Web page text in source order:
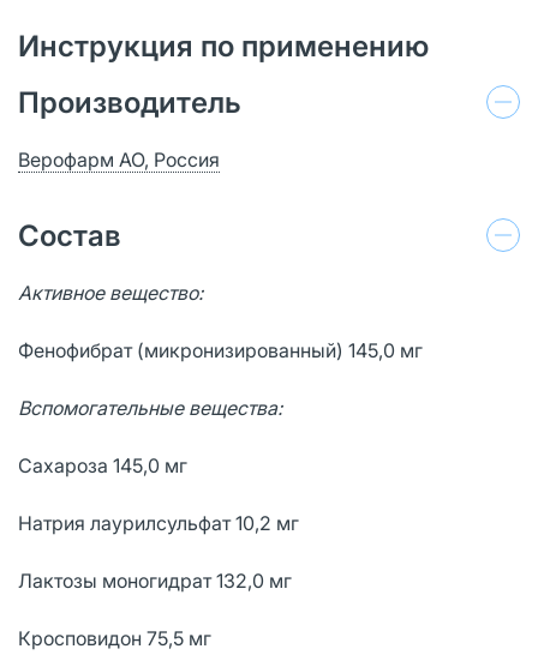
Инструкция по применению
Производитель
Верофарм АО, Россия
Состав
Активное вещество:
Фенофибрат (микронизированный) 145,0 мг
Вспомогательные вещества:
Сахароза 145,0 мг
Натрия лаурилсульфат 10,2 мг
Лактозы моногидрат 132,0 мг
Кросповидон 75,5 мг